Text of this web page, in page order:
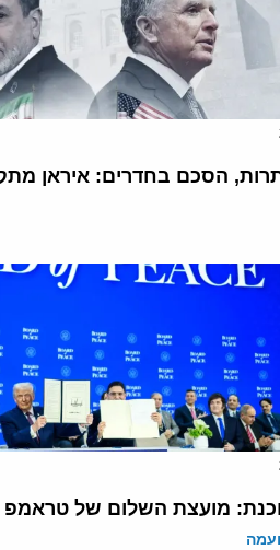
הסכם בחדרים: איראן
מועצת השלום של